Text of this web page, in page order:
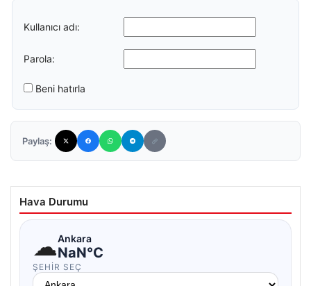
Kullanıcı adı:
Parola:
Beni hatırla
Paylaş:
Hava Durumu
☁Ankara
NaN°C
ŞEHIR SEÇ